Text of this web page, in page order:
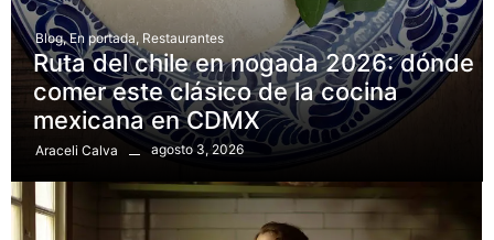
Blog, En portada Restaurantes
Ruta del chile en nogada 2026: dónde
comer este clásico de la cocina
mexicana en CDMX
Araceli Calva agosto 3, 2026